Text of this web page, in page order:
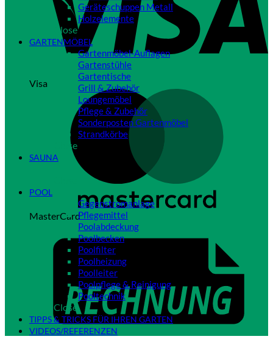
Visa
MasterCard
Geräteschuppen Metall
Holzelemente
Close
GARTENMÖBEL
Gartenmöbel-Auflagen
Gartenstühle
Gartentische
Grill & Zubehör
Loungemöbel
Pflege & Zubehör
Sonderposten Gartenmöbel
Strandkörbe
Close
SAUNA
POOL
Gegenstromanlage
Pflegemittel
Poolabdeckung
Poolbecken
Poolfilter
Poolheizung
Poolleiter
Poolpflege & Reinigung
Pooltechnik
Close
TIPPS & TRICKS FÜR IHREN GARTEN
VIDEOS/REFERENZEN